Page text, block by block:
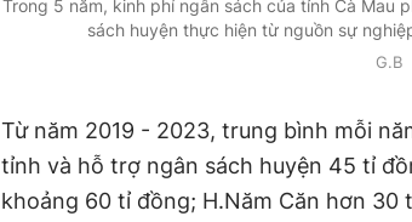
Trong 5 năm, kinh phí ngân sách của tỉnh Cà Mau
sách huyện thực hiện từ nguồn sự
G.B
Từ năm 2019 - 2023, trung bình mỗi
tỉnh và hỗ trợ ngân sách huyện 45 tỉ
khoảng 60 tỉ đồng; H.Năm Căn hơn